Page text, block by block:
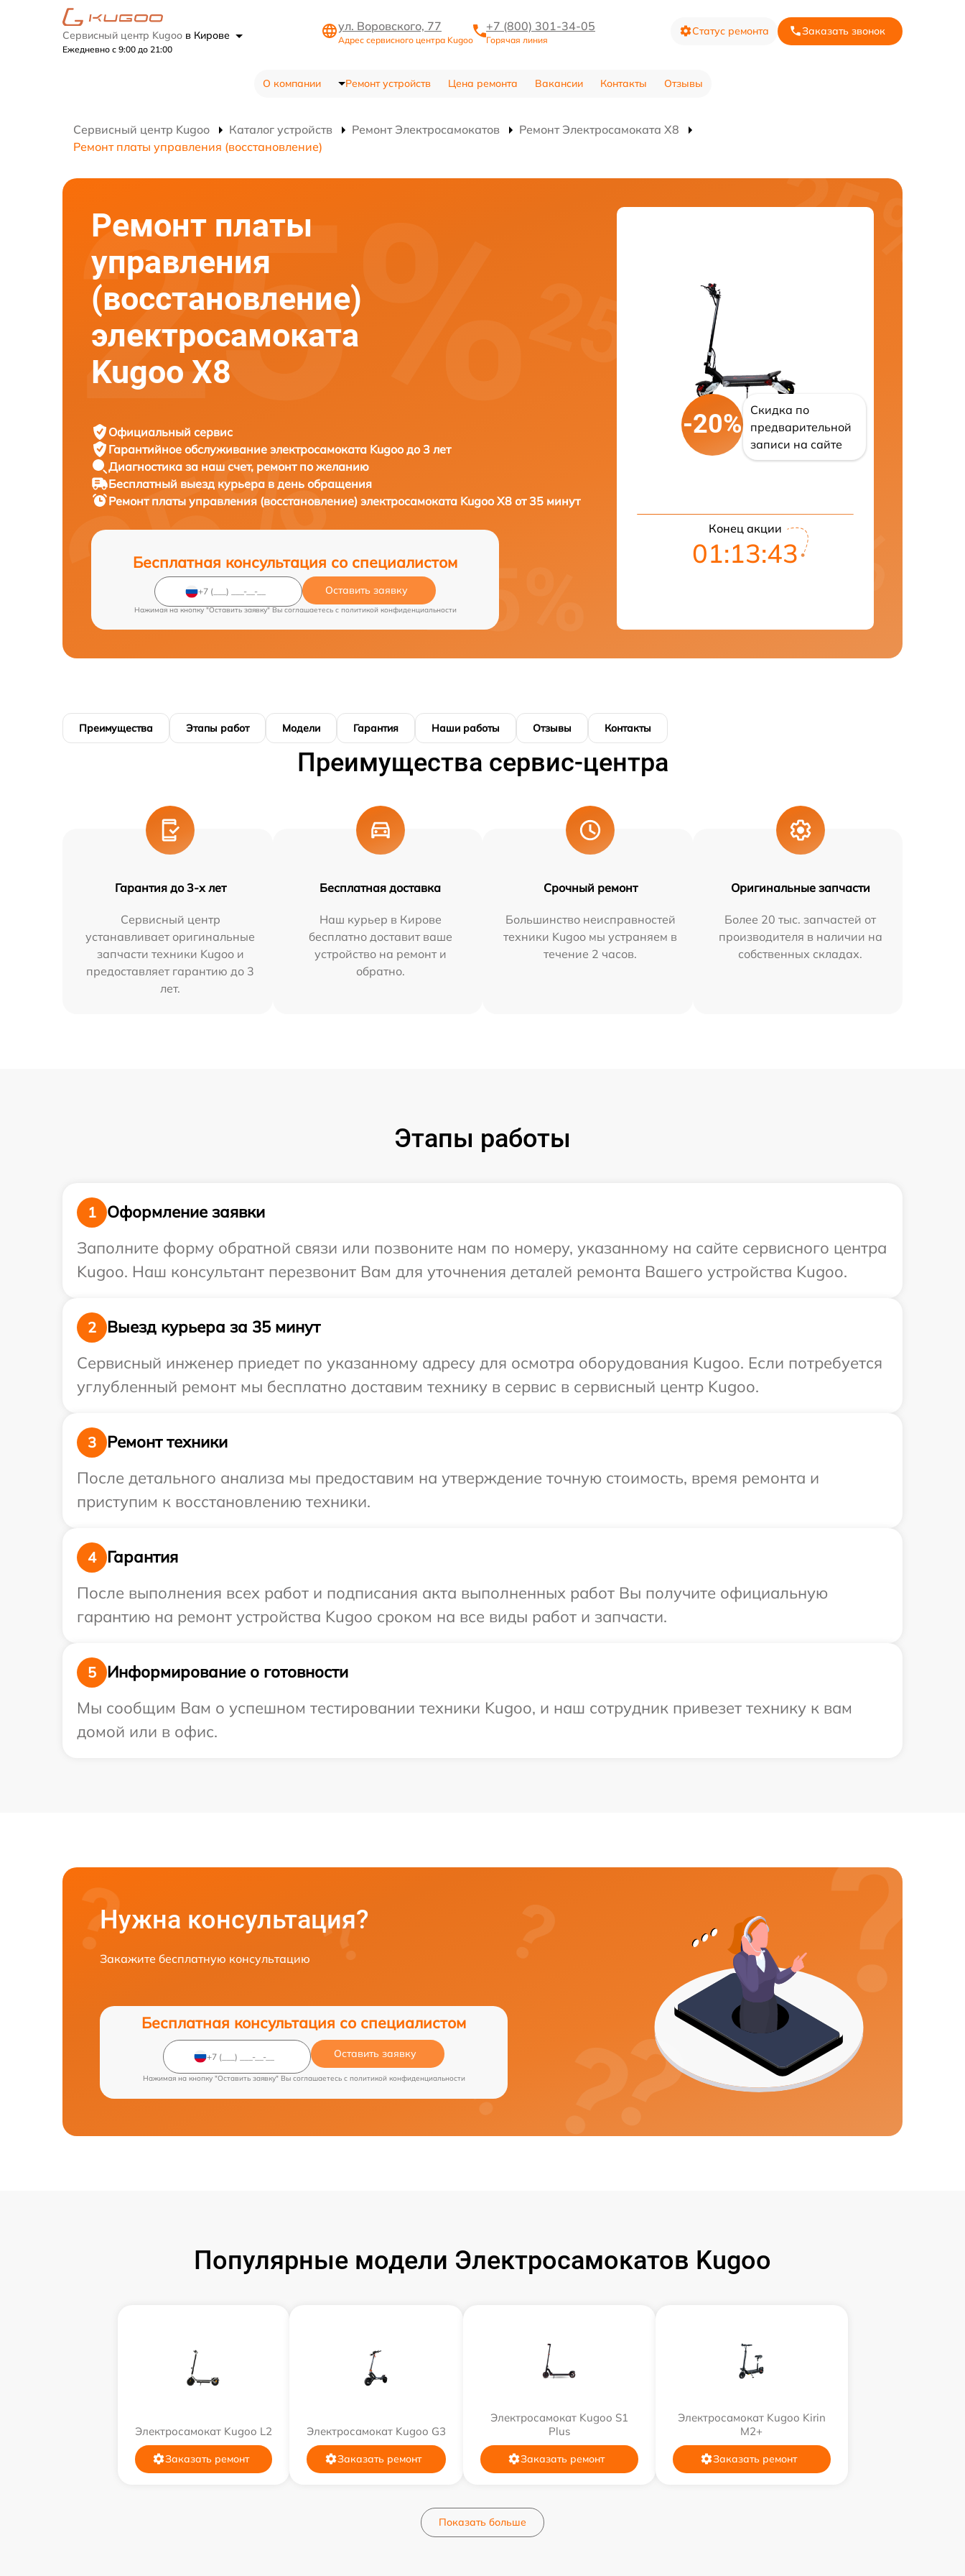
Сервисный центр Kugoo в Кирове
Ежедневно с 9:00 до 21:00
ул. Воровского, 77
Адрес сервисного центра Kugoo
+7 (800) 301-34-05
Горячая линия
Статус ремонта Заказать звонок
О компании Ремонт устройств Цена ремонта Вакансии Контакты Отзывы
Сервисный центр Kugoo Каталог устройств Ремонт Электросамокатов
Ремонт Электросамоката X8
Ремонт платы управления (восстановление)
Ремонт платы
управления
(восстановление)
электросамоката
Kugoo X8
Официальный сервис
Гарантийное обслуживание электросамоката Kugoo до 3 лет
Диагностика за наш счет, ремонт по желанию
Бесплатный выезд курьера в день обращения
Ремонт платы управления (восстановление) электросамоката Kugoo X8 от 35 минут
Бесплатная консультация со специалистом
Оставить заявку
Нажимая на кнопку "Оставить заявку" Вы соглашаетесь c политикой конфиденциальности
-20%
Скидка по
предварительной
записи на сайте
Конец акции
01:13:42
Преимущества Этапы работ Модели Гарантия Наши работы Отзывы Контакты
Преимущества сервис-центра
Гарантия до 3-х лет
Сервисный центр
устанавливает оригинальные
запчасти техники Kugoo и
предоставляет гарантию до 3
лет.
Бесплатная доставка
Наш курьер в Кирове
бесплатно доставит ваше
устройство на ремонт и
обратно.
Срочный ремонт
Большинство неисправностей
техники Kugoo мы устраняем в
течение 2 часов.
Оригинальные запчасти
Более 20 тыс. запчастей от
производителя в наличии на
собственных складах.
Этапы работы
1
Оформление заявки
Заполните форму обратной связи или позвоните нам по номеру, указанному на сайте сервисного центра
Kugoo. Наш консультант перезвонит Вам для уточнения деталей ремонта Вашего устройства Kugoo.
2
Выезд курьера за 35 минут
Сервисный инженер приедет по указанному адресу для осмотра оборудования Kugoo. Если потребуется
углубленный ремонт мы бесплатно доставим технику в сервис в сервисный центр Kugoo.
3
Ремонт техники
После детального анализа мы предоставим на утверждение точную стоимость, время ремонта и
приступим к восстановлению техники.
4
Гарантия
После выполнения всех работ и подписания акта выполненных работ Вы получите официальную
гарантию на ремонт устройства Kugoo сроком на все виды работ и запчасти.
5
Информирование о готовности
Мы сообщим Вам о успешном тестировании техники Kugoo, и наш сотрудник привезет технику к вам
домой или в офис.
Нужна консультация?
Закажите бесплатную консультацию
Бесплатная консультация со специалистом
Оставить заявку
Нажимая на кнопку "Оставить заявку" Вы соглашаетесь c политикой конфиденциальности
Популярные модели Электросамокатов Kugoo
Электросамокат Kugoo L2
Заказать ремонт
Электросамокат Kugoo G3
Заказать ремонт
Электросамокат Kugoo S1
Plus
Заказать ремонт
Электросамокат Kugoo Kirin
M2+
Заказать ремонт
Показать больше